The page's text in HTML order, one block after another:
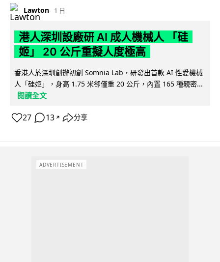
Lawton 1 日
港人深圳設廠研 AI 成人機械人 「硅
姬」 20 公斤重擬人度極高
香港人於深圳創辦初創 Somnia Lab，研發出首款 AI 性愛機械
人「硅姬」，身高 1.75 米卻僅重 20 公斤，內置 165 種親密...
閱讀全文
27 13 ↗ 分享
ADVERTISEMENT